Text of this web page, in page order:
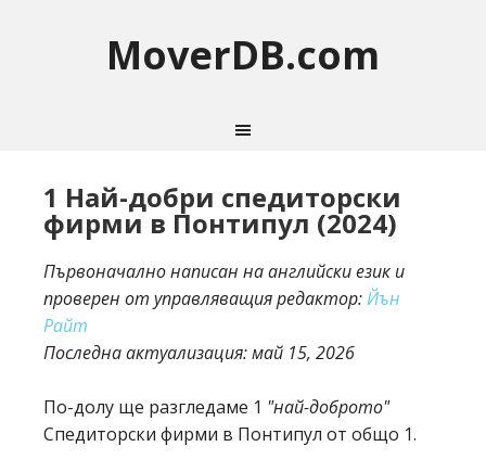
MoverDB.com
1 Най-добри спедиторски
фирми в Понтипул (2024)
Първоначално написан на английски език и
проверен от управляващия редактор:Йън
Райт
Последна актуализация:май 15, 2026
По-долу ще разгледаме 1 "най-доброто"
Спедиторски фирми в Понтипул от общо 1.